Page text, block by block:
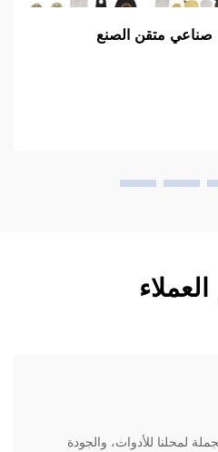
صناعي متقن الصنع
لمحلنا للأدوات، والجودة